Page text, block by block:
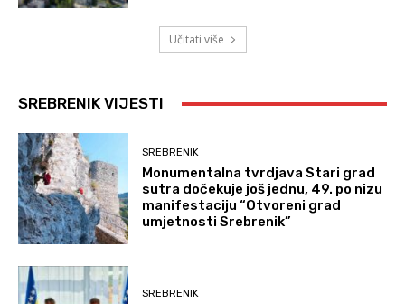
Učitati više
SREBRENIK VIJESTI
SREBRENIK
Monumentalna tvrdjava Stari grad
sutra dočekuje još jednu, 49. po nizu
manifestaciju “Otvoreni grad
umjetnosti Srebrenik”
SREBRENIK